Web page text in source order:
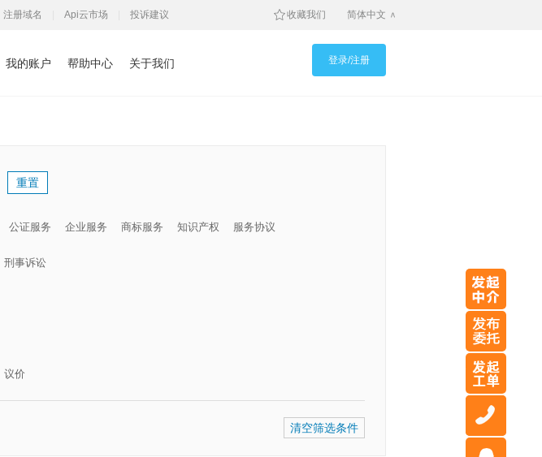
注册域名 Api云市场 投诉建议 收藏我们 简体中文
我的账户 帮助中心 关于我们 登录/注册
重置
公证服务 企业服务 商标服务 知识产权 服务协议
刑事诉讼
议价
清空筛选条件